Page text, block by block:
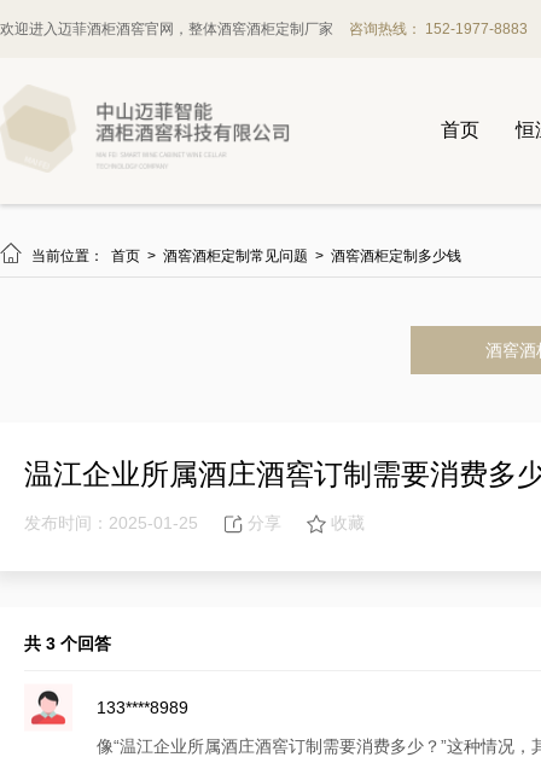
欢迎进入迈菲酒柜酒窖官网，整体酒窖酒柜定制厂家 咨询热线： 152-1977-8883
首页 恒
 当前位置： 首页 > 酒窖酒柜定制常见问题 > 酒窖酒柜定制多少钱
酒窖酒
温江企业所属酒庄酒窖订制需要消费多
发布时间：2025-01-25 分享 收藏
共 3 个回答
133****8989
像“温江企业所属酒庄酒窖订制需要消费多少？”这种情况